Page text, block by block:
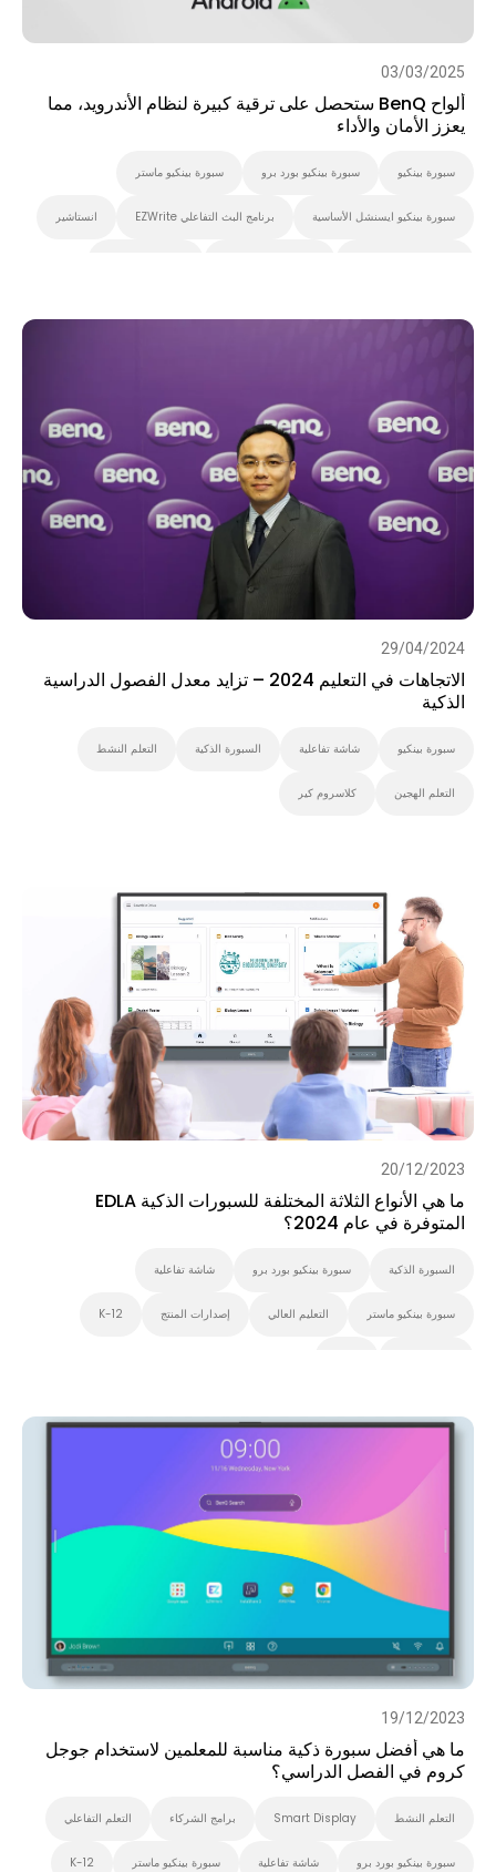
03/03/2025
ألواح BenQ ستحصل على ترقية كبيرة لنظام الأندرويد، مما
يعزز الأمان والأداء
سبورة بينكيو سبورة بينكيو بورد برو سبورة بينكيو ماستر
سبورة بينكيو ايسنشل الأساسية برنامج البث التفاعلي EZWrite انستاشير
29/04/2024
الاتجاهات في التعليم 2024 – تزايد معدل الفصول الدراسية
الذكية
سبورة بينكيو شاشة تفاعلية السبورة الذكية التعلم النشط
التعلم الهجين كلاسروم كير
20/12/2023
ما هي الأنواع الثلاثة المختلفة للسبورات الذكية EDLA
المتوفرة في عام 2024؟
السبورة الذكية سبورة بينكيو بورد برو شاشة تفاعلية
سبورة بينكيو ماستر التعليم العالي إصدارات المنتج K-12
19/12/2023
ما هي أفضل سبورة ذكية مناسبة للمعلمين لاستخدام جوجل
كروم في الفصل الدراسي؟
التعلم النشط Smart Display برامج الشركاء التعلم التفاعلي
سبورة بينكيو بورد برو شاشة تفاعلية سبورة بينكيو ماستر K-12